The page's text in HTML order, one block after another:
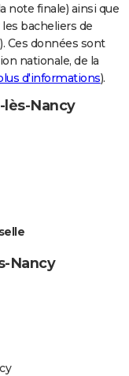
note finale) ainsi que
bacheliers de
Ces données sont
nationale, de la
d'informations).
lès-Nancy
Nancy